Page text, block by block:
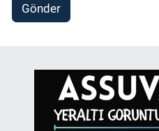
Gönder